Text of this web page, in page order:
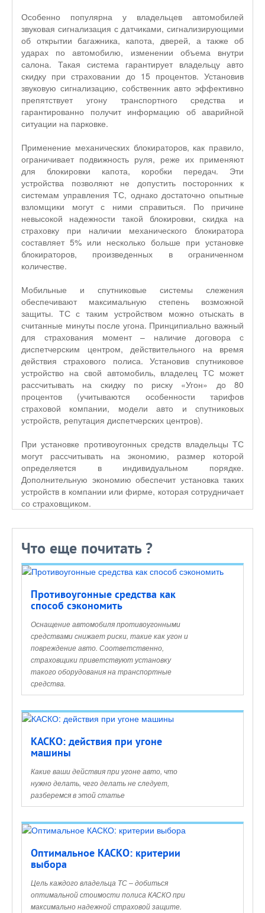
Особенно популярна у владельцев автомобилей
звуковая сигнализация с датчиками, сигнализирующими
об открытии багажника, капота, дверей, а также об
ударах по автомобилю, изменении объема внутри
салона. Такая система гарантирует владельцу авто
скидку при страховании до 15 процентов. Установив
звуковую сигнализацию, собственник авто эффективно
препятствует угону транспортного средства и
гарантированно получит информацию об аварийной
ситуации на парковке.
Применение механических блокираторов, как правило,
ограничивает подвижность руля, реже их применяют
для блокировки капота, коробки передач. Эти
устройства позволяют не допустить посторонних к
системам управления ТС, однако достаточно опытные
взломщики могут с ними справиться. По причине
невысокой надежности такой блокировки, скидка на
страховку при наличии механического блокиратора
составляет 5% или несколько больше при установке
блокираторов, произведенных в ограниченном
количестве.
Мобильные и спутниковые системы слежения
обеспечивают максимальную степень возможной
защиты. ТС с таким устройством можно отыскать в
считанные минуты после угона. Принципиально важный
для страхования момент – наличие договора с
диспетчерским центром, действительного на время
действия страхового полиса. Установив спутниковое
устройство на свой автомобиль, владелец ТС может
рассчитывать на скидку по риску «Угон» до 80
процентов (учитываются особенности тарифов
страховой компании, модели авто и спутниковых
устройств, репутация диспетчерских центров).
При установке противоугонных средств владельцы ТС
могут рассчитывать на экономию, размер которой
определяется в индивидуальном порядке.
Дополнительную экономию обеспечит установка таких
устройств в компании или фирме, которая сотрудничает
со страховщиком.
Что еще почитать ?
Противоугонные средства как
способ сэкономить
Оснащение автомобиля противоугонными
средствами снижает риски, такие как угон и
повреждение авто. Соответственно,
страховщики приветствуют установку
такого оборудования на транспортные
средства.
КАСКО: действия при угоне
машины
Какие ваши действия при угоне авто, что
нужно делать, чего делать не следует,
разберемся в этой статье
Оптимальное КАСКО: критерии
выбора
Цель каждого владельца ТС – добиться
оптимальной стоимости полиса КАСКО при
максимально надежной страховой защите.